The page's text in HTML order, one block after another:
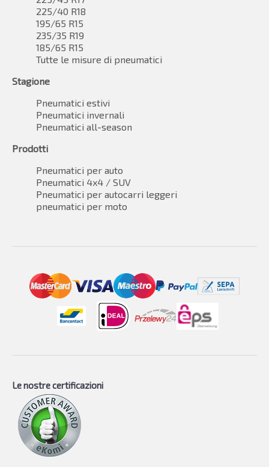
225/40 R18
195/65 R15
235/35 R19
185/65 R15
Tutte le misure di pneumatici
Stagione
Pneumatici estivi
Pneumatici invernali
Pneumatici all-season
Prodotti
Pneumatici per auto
Pneumatici 4x4 / SUV
Pneumatici per autocarri leggeri
pneumatici per moto
Le nostre certificazioni